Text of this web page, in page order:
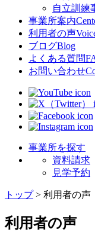
自立訓練
事業所案内
利用者の声
ブログBlog
よくある質問
お問い合わせ
事業所を探す
資料請求
見学予約
トップ> 利用者の声
利用者の声